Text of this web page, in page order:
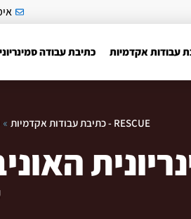
עבודות אקדמיות כתיבת עבודה
RESCUE - כתיבת עבודות אקדמיות »